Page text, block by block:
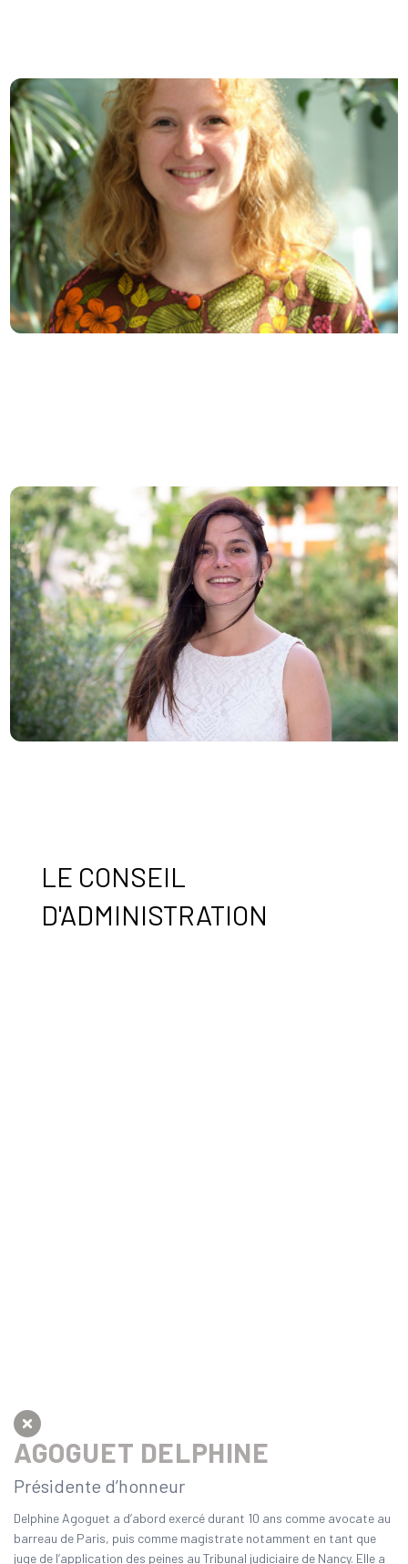
LE CONSEIL
D'ADMINISTRATION
AGOGUET DELPHINE
Présidente d’honneur
Delphine Agoguet a d’abord exercé durant 10 ans comme avocate au
barreau de Paris, puis comme magistrate notamment en tant que
juge de l’application des peines au Tribunal judiciaire de Nancy. Elle a